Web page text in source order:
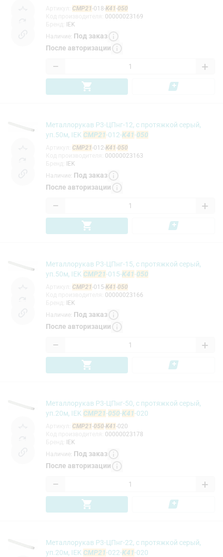
CMP21-018-K41-050
00000023169
IEK
Наличие: Под заказ
После авторизации
− +
Металлорукав Р3-ЦПнг-12, с протяжкой серый,
уп.50м, IEK CMP21-012-K41-050
CMP21-012-K41-050
00000023163
IEK
Наличие: Под заказ
После авторизации
− +
Металлорукав Р3-ЦПнг-15, с протяжкой серый,
уп.50м, IEK CMP21-015-K41-050
CMP21-015-K41-050
00000023166
IEK
Наличие: Под заказ
После авторизации
− +
Металлорукав Р3-ЦПнг-50, с протяжкой серый,
уп.20м, IEK CMP21-050-K41-020
CMP21-050-K41-020
00000023178
IEK
Наличие: Под заказ
После авторизации
− +
Металлорукав Р3-ЦПнг-22, с протяжкой серый,
уп.20м, IEK CMP21-022-K41-020